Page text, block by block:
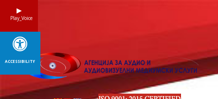
Play_Voice
ACCESSIBILITY